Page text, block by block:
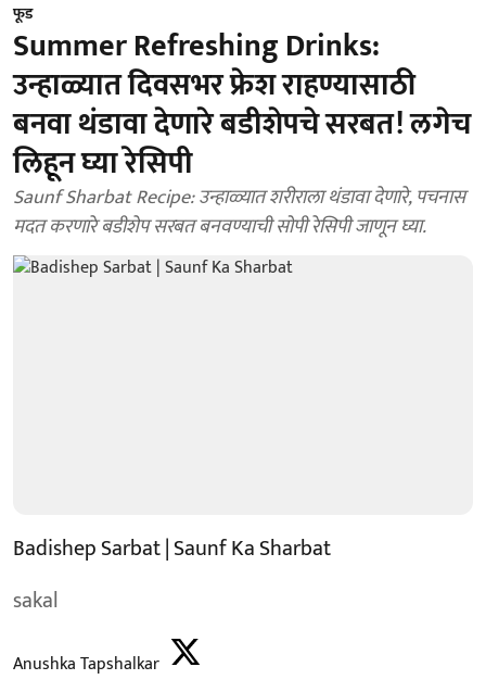
फूड
Summer Refreshing Drinks:
उन्हाळ्यात दिवसभर फ्रेश राहण्यासाठी
बनवा थंडावा देणारे बडीशेपचे सरबत! लगेच
लिहून घ्या रेसिपी
Saunf Sharbat Recipe: उन्हाळ्यात शरीराला थंडावा देणारे, पचनास
मदत करणारे बडीशेप सरबत बनवण्याची सोपी रेसिपी जाणून घ्या.
Badishep Sarbat | Saunf Ka Sharbat
sakal
Anushka Tapshalkar